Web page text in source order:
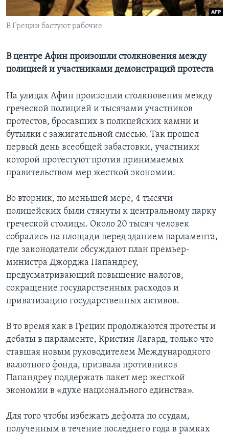
Learning English
Языки
В Греции бастуют рабочие
В центре Афин произошли столкновения между
полицией и участниками демонстраций протеста
На улицах Афин произошли столкновения между
греческой полицией и тысячами участников
протестов, бросавших в полицейских камни и
бутылки с зажигательной смесью. Так прошел
первый день всеобщей забастовки, участники
которой протестуют против принимаемых
правительством мер жесткой экономии.
Во вторник, по меньшей мере, 4 тысячи
полицейских были стянуты к центральному парку
греческой столицы. Около 20 тысяч человек
собрались на площади перед зданием парламента,
где законодатели обсуждают план премьер-
министра Джорджа Папандреу,
предусматривающий повышение налогов,
сокращение государственных расходов и
приватизацию государственных активов.
В то время как в Греции продолжаются протесты и
дебаты в парламенте, Кристин Лагард, только что
ставшая новым руководителем Международного
валютного фонда, призвала противников
Папандреу поддержать пакет мер жесткой
экономии в «духе национального единства».
Для того чтобы избежать дефолта по ссудам,
полученным в течение последнего года в рамках